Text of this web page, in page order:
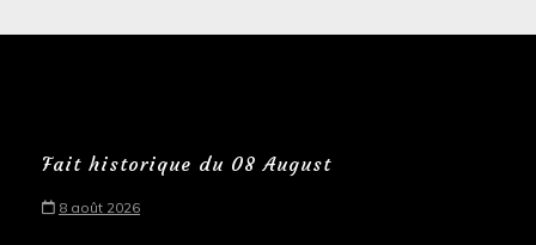
Fait historique du 08 August
8 août 2026